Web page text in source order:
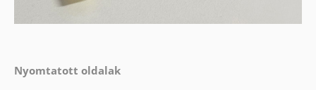
Nyomtatott oldalak